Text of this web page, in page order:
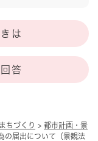
まちづくり > 都市計画・景
の届出について（景観法
は
答